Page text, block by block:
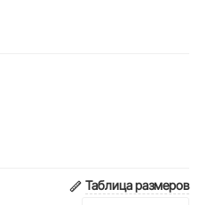
Таблица размеров